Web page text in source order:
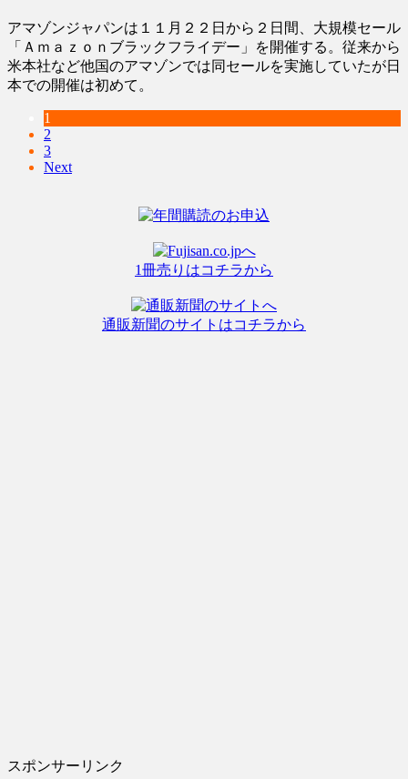
アマゾンジャパンは１１月２２日から２日間、大規模セール
「Ａｍａｚｏｎブラックフライデー」を開催する。従来から
米本社など他国のアマゾンでは同セールを実施していたが日
本での開催は初めて。
1
2
3
Next
1冊売りはコチラから
通販新聞のサイトはコチラから
スポンサーリンク